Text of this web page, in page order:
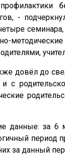
-
довёл до
и с
данные: за 6
период
за данный